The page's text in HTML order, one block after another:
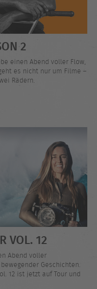
2
einen Abend voller Flow,
es nicht nur um Filme –
Rädern.
VOL. 12
Abend voller
Geschichten.
12 ist jetzt auf Tour und